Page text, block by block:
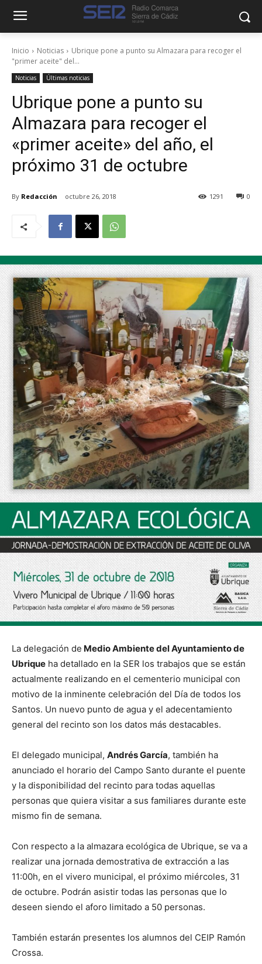
Inicio Noticias
Ubrique pone a punto su Almazara para recoger el
"primer aceite" del...
Noticias Últimas noticias
Ubrique pone a punto su
Almazara para recoger el
«primer aceite» del año, el
próximo 31 de octubre
By Redacción octubre 26, 2018 0
1291
La delegación de Medio Ambiente del Ayuntamiento de
Ubrique ha detallado en la SER los trabajos que se están
actualmente realizando en el cementerio municipal con
motivo de la inminente celebración del Día de todos los
Santos. Un nuevo punto de agua y el adecentamiento
general del recinto son los datos más destacables.
El delegado municipal, Andrés García, también ha
anunciado el horario del Campo Santo durante el puente
y la disponibilidad del recinto para todas aquellas
personas que quiera visitar a sus familiares durante este
mismo fin de semana.
Con respecto a la almazara ecológica de Ubrique, se va a
realizar una jornada demostrativa de extracción a las
11:00h, en el vivero municipal, el próximo miércoles, 31
de octubre. Podrán asistir todas las personas que lo
deseen siendo el aforo limitado a 50 personas.
También estarán presentes los alumnos del CEIP Ramón
Crossa.